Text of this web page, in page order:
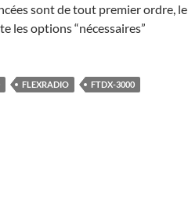
sont de tout premier ordre, le
les options “nécessaires”
FLEXRADIO
FTDX-3000